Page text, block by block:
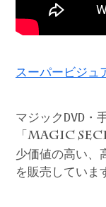
スーパービジュ
マジックDVD・
「 MAGIC
少価値の高い、
を販売していま